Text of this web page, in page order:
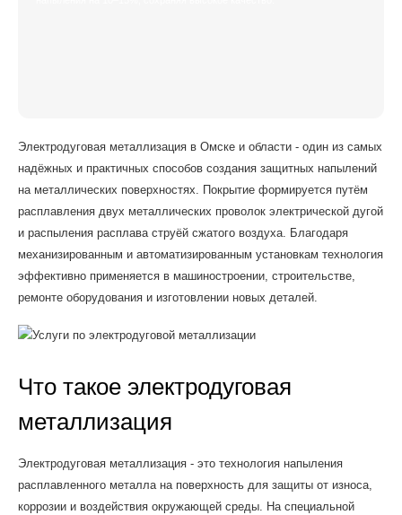
Электродуговая металлизация в Омске и области - один из самых
надёжных и практичных способов создания защитных напылений
на металлических поверхностях. Покрытие формируется путём
расплавления двух металлических проволок электрической дугой
и распыления расплава струёй сжатого воздуха. Благодаря
механизированным и автоматизированным установкам технология
эффективно применяется в машиностроении, строительстве,
ремонте оборудования и изготовлении новых деталей.
Что такое электродуговая
металлизация
Электродуговая металлизация - это технология напыления
расплавленного металла на поверхность для защиты от износа,
коррозии и воздействия окружающей среды. На специальной